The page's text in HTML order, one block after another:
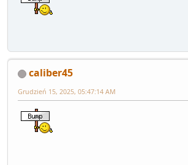
caliber45
Grudzień 15, 2025, 05:47:14 AM